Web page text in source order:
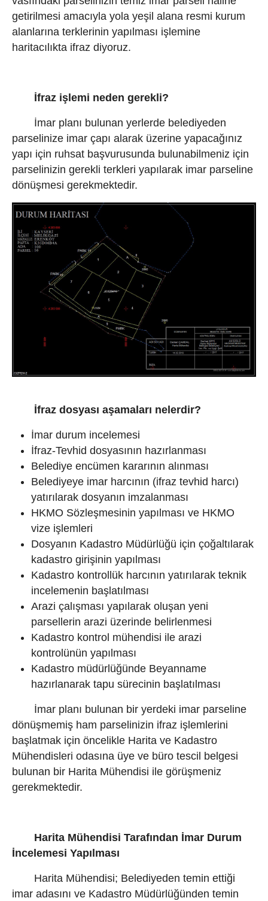
getirilmesi amacıyla yola yeşil alana resmi kurum
alanlarına terklerinin yapılması işlemine
haritacılıkta ifraz diyoruz.
İfraz işlemi neden gerekli?
İmar planı bulunan yerlerde belediyeden
parselinize imar çapı alarak üzerine yapacağınız
yapı için ruhsat başvurusunda bulunabilmeniz için
parselinizin gerekli terkleri yapılarak imar parseline
dönüşmesi gerekmektedir.
İfraz dosyası aşamaları nelerdir?
İmar durum incelemesi
İfraz-Tevhid dosyasının hazırlanması
Belediye encümen kararının alınması
Belediyeye imar harcının (ifraz tevhid harcı)
yatırılarak dosyanın imzalanması
HKMO Sözleşmesinin yapılması ve HKMO
vize işlemleri
Dosyanın Kadastro Müdürlüğü için çoğaltılarak
kadastro girişinin yapılması
Kadastro kontrollük harcının yatırılarak teknik
incelemenin başlatılması
Arazi çalışması yapılarak oluşan yeni
parsellerin arazi üzerinde belirlenmesi
Kadastro kontrol mühendisi ile arazi
kontrolünün yapılması
Kadastro müdürlüğünde Beyanname
hazırlanarak tapu sürecinin başlatılması
İmar planı bulunan bir yerdeki imar parseline
dönüşmemiş ham parselinizin ifraz işlemlerini
başlatmak için öncelikle Harita ve Kadastro
Mühendisleri odasına üye ve büro tescil belgesi
bulunan bir Harita Mühendisi ile görüşmeniz
gerekmektedir.
Harita Mühendisi Tarafından İmar Durum
İncelemesi Yapılması
Harita Mühendisi; Belediyeden temin ettiği
imar adasını ve Kadastro Müdürlüğünden temin